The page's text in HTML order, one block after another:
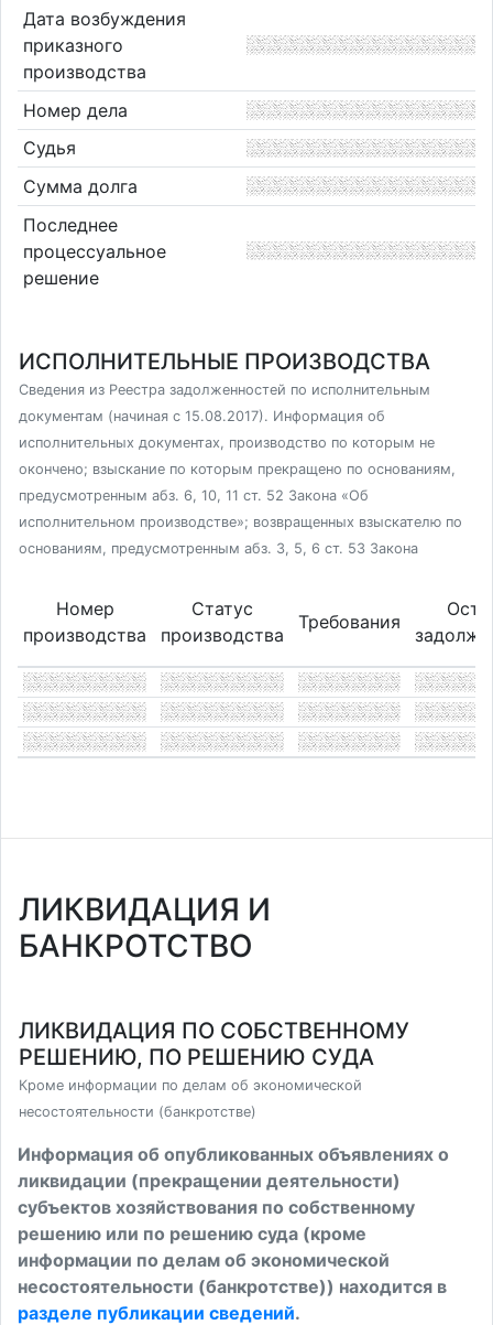
Дата возбуждения
приказного
производства
Номер дела
Судья
Сумма долга
Последнее
процессуальное
решение
ИСПОЛНИТЕЛЬНЫЕ ПРОИЗВОДСТВА
Сведения из Реестра задолженностей по исполнительным
документам (начиная с 15.08.2017). Информация об
исполнительных документах, производство по которым не
окончено; взыскание по которым прекращено по основаниям,
предусмотренным абз. 6, 10, 11 ст. 52 Закона «Об
исполнительном производстве»; возвращенных взыскателю по
основаниям, предусмотренным абз. 3, 5, 6 ст. 53 Закона
Номер
производства
Статус
производства
Требования
ЛИКВИДАЦИЯ И
БАНКРОТСТВО
ЛИКВИДАЦИЯ ПО СОБСТВЕННОМУ
РЕШЕНИЮ, ПО РЕШЕНИЮ СУДА
Кроме информации по делам об экономической
несостоятельности (банкротстве)
Информация об опубликованных объявлениях о
ликвидации (прекращении деятельности)
субъектов хозяйствования по собственному
решению или по решению суда (кроме
информации по делам об экономической
несостоятельности (банкротстве)) находится в
разделе публикации сведений.